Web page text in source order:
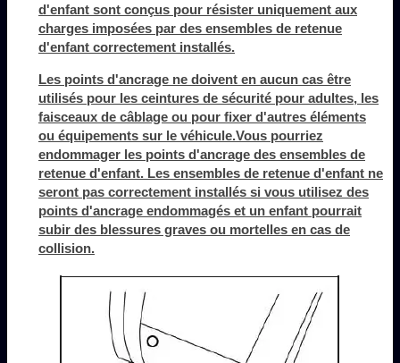
d'enfant sont conçus pour résister uniquement aux
charges imposées par des ensembles de retenue
d'enfant correctement installés.
Les points d'ancrage ne doivent en aucun cas être
utilisés pour les ceintures de sécurité pour adultes, les
faisceaux de câblage ou pour fixer d'autres éléments
ou équipements sur le véhicule.Vous pourriez
endommager les points d'ancrage des ensembles de
retenue d'enfant. Les ensembles de retenue d'enfant ne
seront pas correctement installés si vous utilisez des
points d'ancrage endommagés et un enfant pourrait
subir des blessures graves ou mortelles en cas de
collision.